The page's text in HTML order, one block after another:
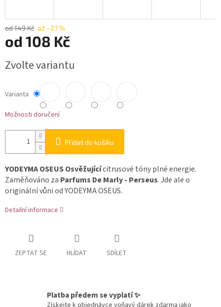
od 149 Kč až –27 %
od 108 Kč
cena:
Zvolte variantu
Varianta
Možnosti doručení
Přidat do košíku
YODEYMAOSEUS Osvěžujícícitrusové tóny plné energie.
Zaměňováno za Parfums De Marly - Perseus. Jde ale o
originální vůni od YODEYMA OSEUS.
Detailní informace
ZEPTAT SE HLÍDAT SDÍLET
Platba předem se vyplatí ✨